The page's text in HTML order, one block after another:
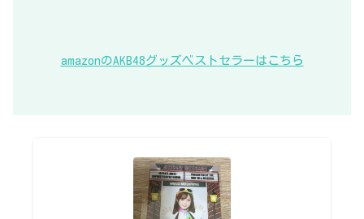
amazonのAKB48グッズベストセラーはこちら